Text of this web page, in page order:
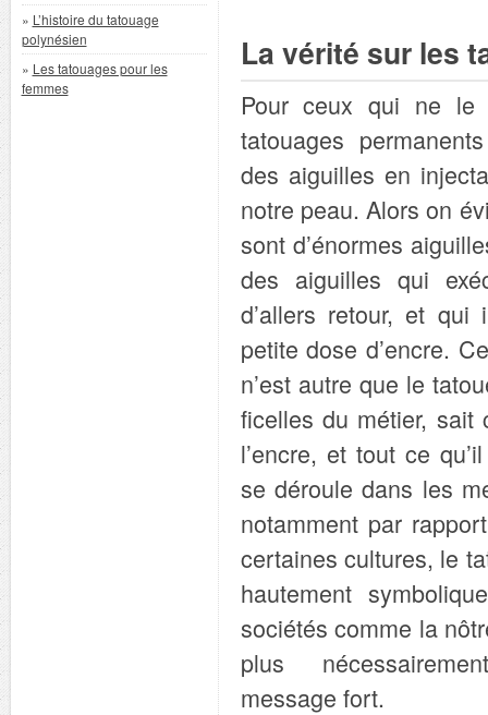
» L’histoire du tatouage
polynésien
» Les tatouages pour les
femmes
La vérité sur les
Pour ceux qui ne le
tatouages
des aiguilles en
notre peau. Alors on
sont d’énormes
des aiguilles qui
d’allers retour, et qui
petite dose d’encre.
n’est autre que le
ficelles du métier, sait
l’encre, et tout ce
se déroule dans les
notamment par
certaines cultures, le
hautement
sociétés comme la
plus
message fort.